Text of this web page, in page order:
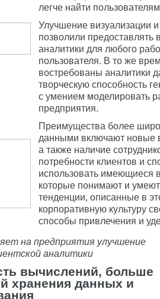
легче найти
Улучшение визуализации
позволили предоставлять
аналитики для любого
пользователя. В то же
востребованы аналитики
творческую способность
с умением моделировать
предприятия.
Преимущества более
данными включают новые
а также наличие
потребности клиентов и
использовать имеющиеся
которые понимают и
тенденции, описанные в
корпоративную культуру
способы привлечения и
на предприятия улучшение
аналитики
вычислений, больше
хранения данных и